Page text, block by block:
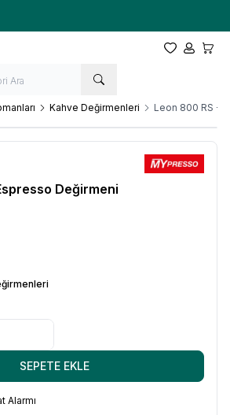
Favorilerim
Hesabım
Kahve Değirmenleri Leon 800 RS -
Değirmeni
SEPETE EKLE
Alarmı